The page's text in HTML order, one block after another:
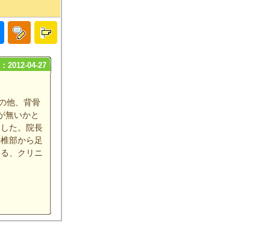
2012-04-27
他、背骨
無いかと
た。院長
部から足
、クリニ